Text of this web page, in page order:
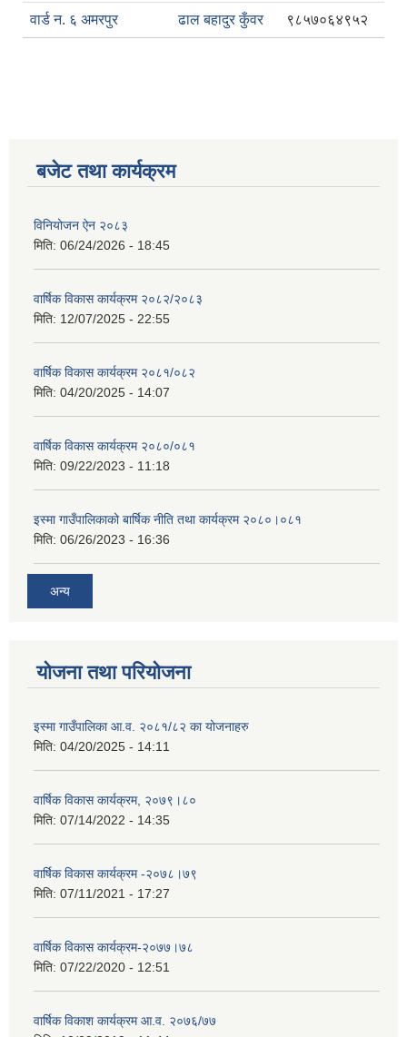
वार्ड न. ६ अमरपुर ढाल बहादुर कुँवर ९८५७०६४९५२
बजेट तथा कार्यक्रम
विनियोजन ऐन २०८३
मिति: 06/24/2026 - 18:45
वार्षिक विकास कार्यक्रम २०८२/२०८३
मिति: 12/07/2025 - 22:55
वार्षिक विकास कार्यक्रम २०८१/०८२
मिति: 04/20/2025 - 14:07
वार्षिक विकास कार्यक्रम २०८०/०८१
मिति: 09/22/2023 - 11:18
इस्मा गाउँपालिकाको बार्षिक नीति तथा कार्यक्रम २०८०।०८१
मिति: 06/26/2023 - 16:36
अन्य
योजना तथा परियोजना
इस्मा गाउँपालिका आ.व. २०८१/८२ का योजनाहरु
मिति: 04/20/2025 - 14:11
वार्षिक विकास कार्यक्रम, २०७९।८०
मिति: 07/14/2022 - 14:35
वार्षिक विकास कार्यक्रम -२०७८।७९
मिति: 07/11/2021 - 17:27
वार्षिक विकास कार्यक्रम-२०७७।७८
मिति: 07/22/2020 - 12:51
वार्षिक विकाश कार्यक्रम आ.व. २०७६/७७